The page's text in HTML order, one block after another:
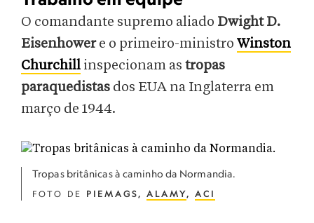
O comandante supremo aliado Dwight D.
Eisenhowere o primeiro-ministro Winston
Churchill inspecionam as tropas
paraquedistas dos EUA na Inglaterra em
março de 1944.
Tropas britânicas à caminho da Normandia.
FOTO DE PIEMAGS, ALAMY, ACI